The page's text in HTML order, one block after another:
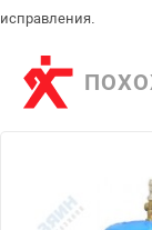
исправления.